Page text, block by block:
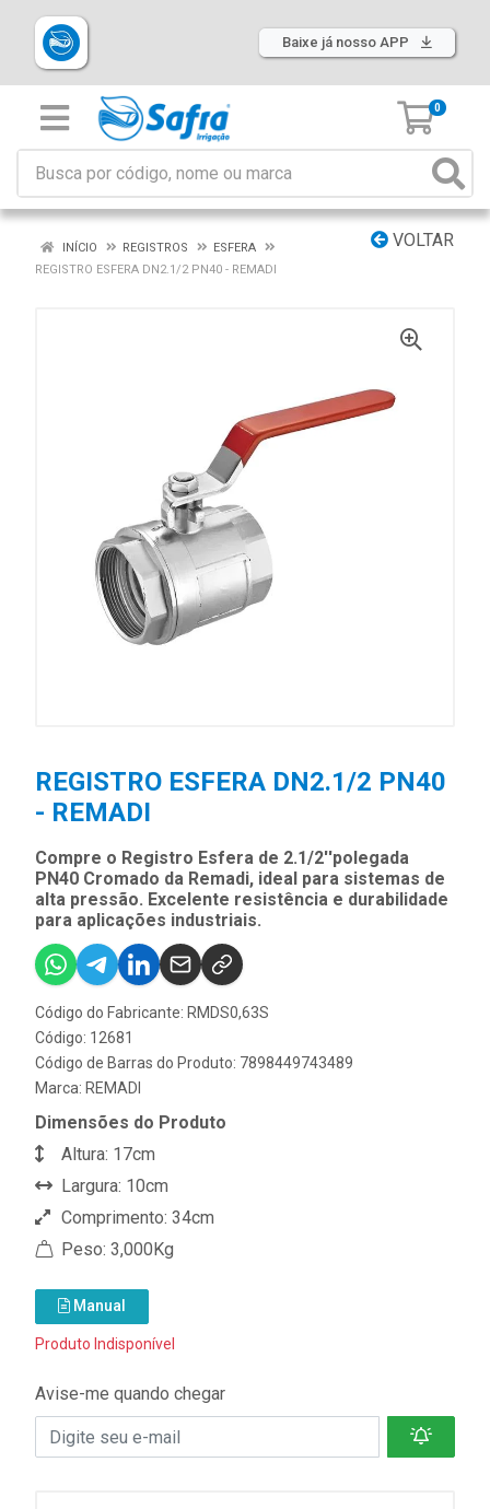
Baixe já nosso APP
0
VOLTAR
INÍCIO REGISTROS
ESFERA
REGISTRO ESFERA DN2.1/2 PN40 - REMADI
REGISTRO ESFERA DN2.1/2 PN40
- REMADI
Compre o Registro Esfera de 2.1/2''polegada
PN40 Cromado da Remadi, ideal para sistemas de
alta pressão. Excelente resistência e durabilidade
para aplicações industriais.
Código do Fabricante: RMDS0,63S
Código: 12681
Código de Barras do Produto: 7898449743489
Marca: REMADI
Dimensões do Produto
Altura: 17cm
Largura: 10cm
Comprimento: 34cm
Peso: 3,000Kg
Manual
Produto Indisponível
Avise-me quando chegar